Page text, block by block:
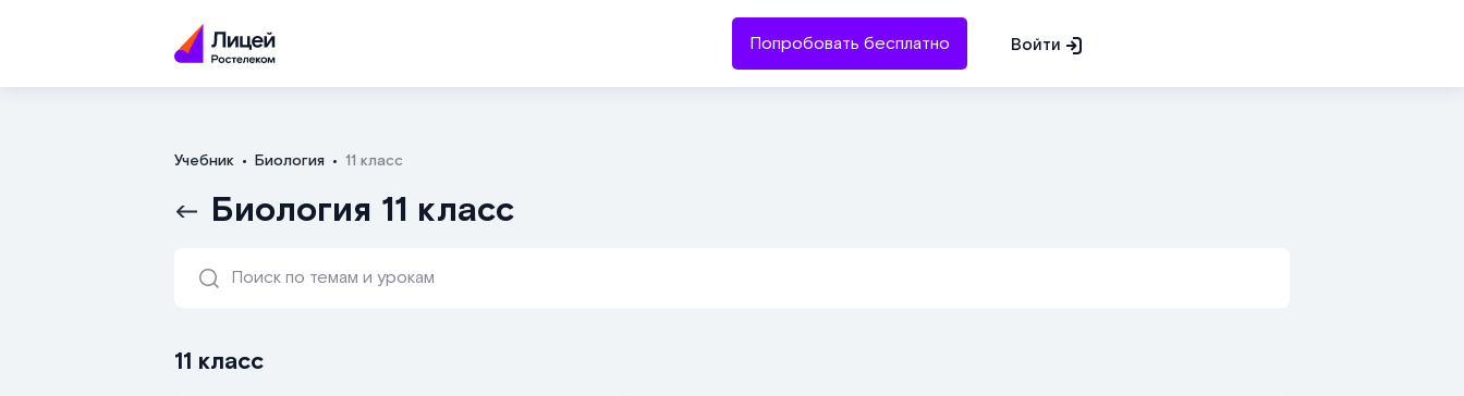
Попробовать бесплатно Войти
Учебник Биология 11 класс
Биология 11 класс
11 класс